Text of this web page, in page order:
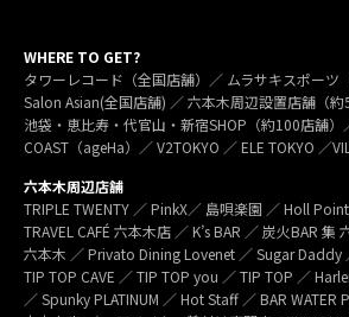
WHERE TO GET?
タワーレコード（全国店舗）／ ムラサキスポーツ
Salon Asian(全国店舗) ／ 六本木周辺設置店舗（約
池袋・恵比寿・代官山・新宿SHOP（約100店舗）
COAST（ageHa）／ V2TOKYO ／ ELE TOKYO ／
六本木周辺店舗
TRIPLE TWENTY ／ PinkX／ 島唄楽園 ／ Holl
TRAVEL CAFÉ 六本木店 ／ K’s BAR ／ 炭火BAR
六本木 ／ Privato Dining Lovenet ／ Sugar Daddy
TIP TOP CAVE ／ TIP TOP you ／ TIP TOP ／
／ Spunky PLATINUM ／ Hot Staff ／ BAR WATER